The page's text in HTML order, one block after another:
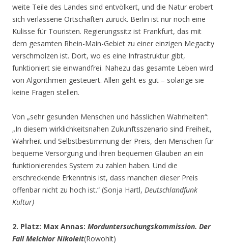
weite Teile des Landes sind entvölkert, und die Natur erobert
sich verlassene Ortschaften zurück. Berlin ist nur noch eine
Kulisse für Touristen. Regierungssitz ist Frankfurt, das mit
dem gesamten Rhein-Main-Gebiet zu einer einzigen Megacity
verschmolzen ist. Dort, wo es eine Infrastruktur gibt,
funktioniert sie einwandfrei. Nahezu das gesamte Leben wird
von Algorithmen gesteuert. Allen geht es gut – solange sie
keine Fragen stellen.
Von „sehr gesunden Menschen und hässlichen Wahrheiten“:
„In diesem wirklichkeitsnahen Zukunftsszenario sind Freiheit,
Wahrheit und Selbstbestimmung der Preis, den Menschen für
bequeme Versorgung und ihren bequemen Glauben an ein
funktionierendes System zu zahlen haben. Und die
erschreckende Erkenntnis ist, dass manchen dieser Preis
offenbar nicht zu hoch ist.“ (Sonja Hartl, Deutschlandfunk
Kultur)
2. Platz: Max Annas: Morduntersuchungskommission. Der
Fall Melchior Nikoleit(Rowohlt)